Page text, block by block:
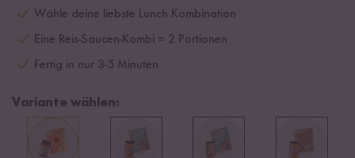
Wähle deine liebste Lunch Kombination
Eine Reis-Saucen-Kombi = 2 Portionen
Fertig in nur 3-5 Minuten
Variante wählen: